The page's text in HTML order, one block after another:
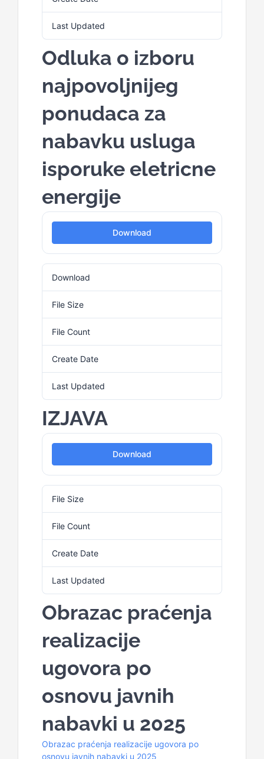
Last Updated
Odluka o izboru
najpovoljnijeg
ponudaca za
nabavku usluga
isporuke eletricne
energije
Download
Download
File Size
File Count
Create Date
Last Updated
IZJAVA
Download
File Size
File Count
Create Date
Last Updated
Obrazac praćenja
realizacije
ugovora po
osnovu javnih
nabavki u 2025
Obrazac praćenja realizacije ugovora po
osnovu javnih nabavki u 2025